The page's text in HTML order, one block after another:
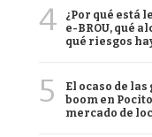
4
¿Por qué está
e-BROU, qué
qué riesgos
5
El ocaso de
boom en
mercado de